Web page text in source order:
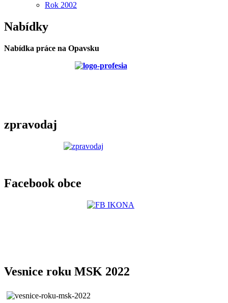
Rok 2002
Nabídky
Nabídka práce na Opavsku
zpravodaj
Facebook obce
Vesnice roku MSK 2022